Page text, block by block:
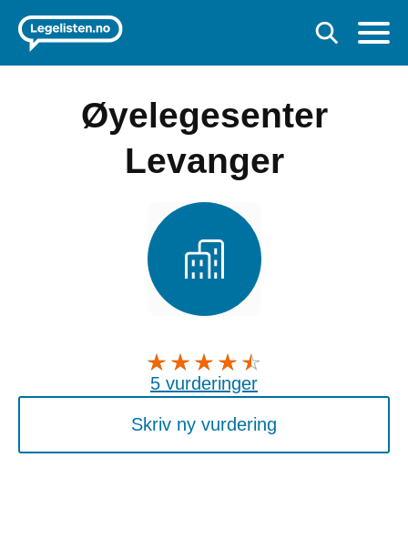
Øyelegesenter
Levanger
5 vurderinger
Skriv ny vurdering